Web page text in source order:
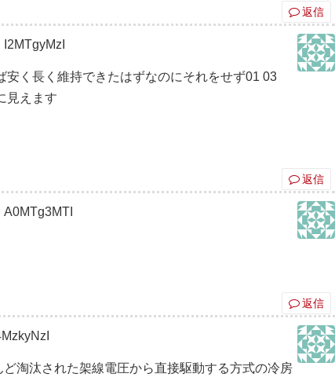
返信
I2MTgyMzI
く長く維持できたはずなのにそれをせず01 03
見えます
返信
A0MTg3MTI
返信
淘汰された架線電圧から直接駆動する方式の冷房